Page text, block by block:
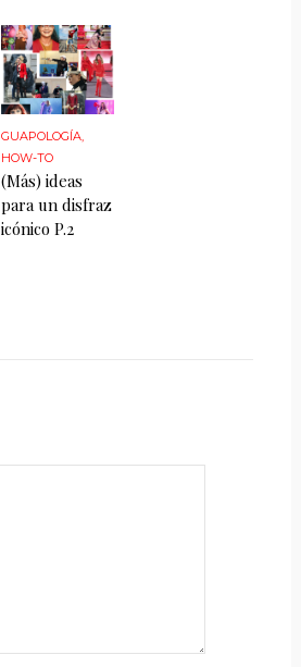
GUAPOLOGÍA,
HOW-TO
(Más) ideas
para un disfraz
icónico P.2